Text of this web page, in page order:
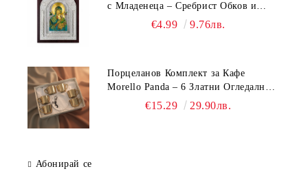
с Младенеца – Сребрист Обков и
Стойка (23.5х19 см, 6 Модела)
€4.99 9.76лв.
Порцеланов Комплект за Кафе
Morello Panda – 6 Златни Огледални
Чаши с Анаморфно Отражение и
€15.29 29.90лв.
Абонирай се